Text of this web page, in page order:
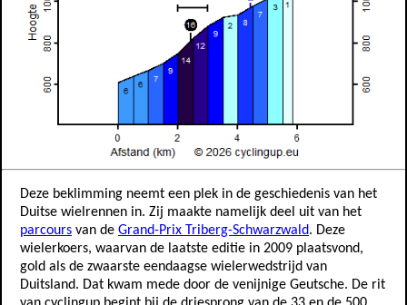
Deze beklimming neemt een plek in de geschiedenis van het
Duitse wielrennen in. Zij maakte namelijk deel uit van het
parcours van de Grand-Prix Triberg-Schwarzwald. Deze
wielerkoers, waarvan de laatste editie in 2009 plaatsvond,
gold als de zwaarste eendaagse wielerwedstrijd van
Duitsland. Dat kwam mede door de venijnige Geutsche. De rit